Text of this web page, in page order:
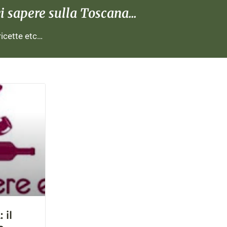
sulla Toscana...
etc…
il